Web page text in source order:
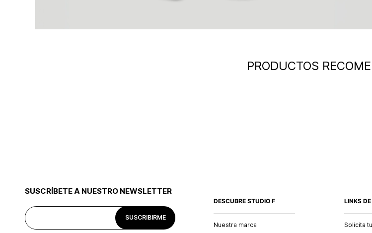
PRODUCTOS
SUSCRÍBETE A NUESTRO NEWSLETTER
SUSCRIBIRME
DESCUBRE STUDIO F
Nuestra marca
LINKS
Solicita